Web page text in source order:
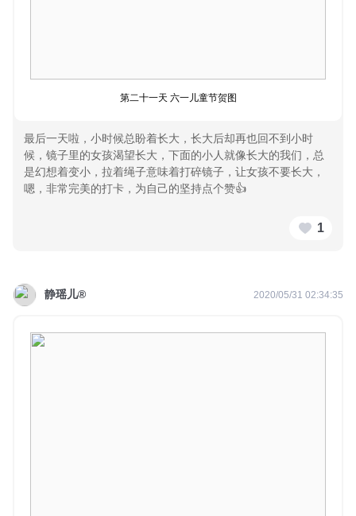
第二十一天 六一儿童节贺图
最后一天啦，小时候总盼着长大，长大后却再也回不到小时
候，镜子里的女孩渴望长大，下面的小人就像长大的我们，总
是幻想着变小，拉着绳子意味着打碎镜子，让女孩不要长大，
嗯，非常完美的打卡，为自己的坚持点个赞👍
1
静瑶儿® 2020/05/31 02:34:35